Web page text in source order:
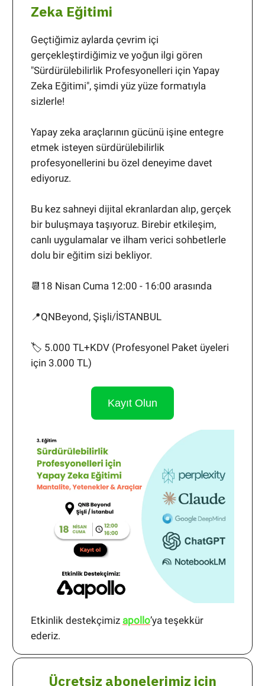
Zeka Eğitimi
Geçtiğimiz aylarda çevrim içi
gerçekleştirdiğimiz ve yoğun ilgi gören
"Sürdürülebilirlik Profesyonelleri için Yapay
Zeka Eğitimi", şimdi yüz yüze formatıyla
sizlerle!
Yapay zeka araçlarının gücünü işine entegre
etmek isteyen sürdürülebilirlik
profesyonellerini bu özel deneyime davet
ediyoruz.
Bu kez sahneyi dijital ekranlardan alıp, gerçek
bir buluşmaya taşıyoruz. Birebir etkileşim,
canlı uygulamalar ve ilham verici sohbetlerle
dolu bir eğitim sizi bekliyor.
📆18 Nisan Cuma 12:00 - 16:00 arasında
📍QNBeyond, Şişli/İSTANBUL
🏷️ 5.000 TL+KDV (Profesyonel Paket üyeleri
için 3.000 TL)
Kayıt Olun
Etkinlik destekçimiz apollo’ya teşekkür
ederiz.
Ücretsiz abonelerimiz için